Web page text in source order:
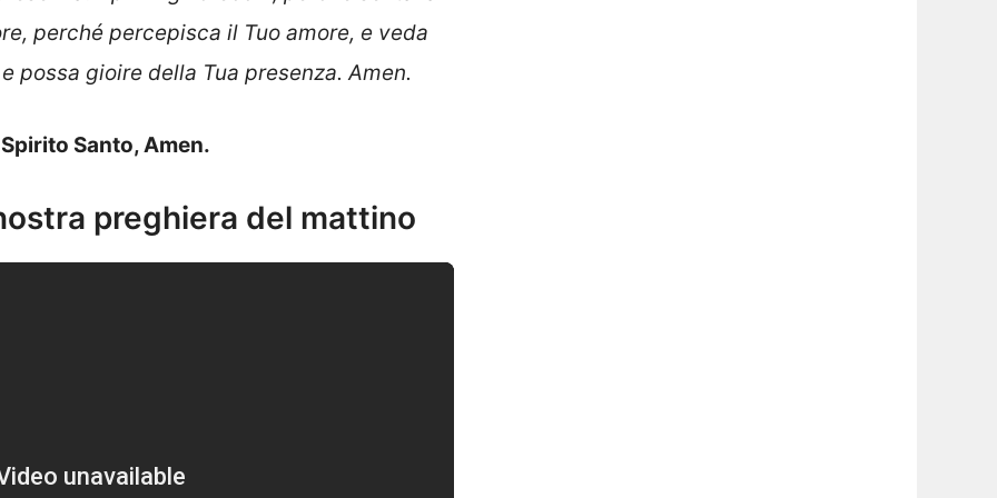
perché percepisca il Tuo amore, e veda
possa gioire della Tua presenza. Amen.
Santo, Amen.
preghiera del mattino